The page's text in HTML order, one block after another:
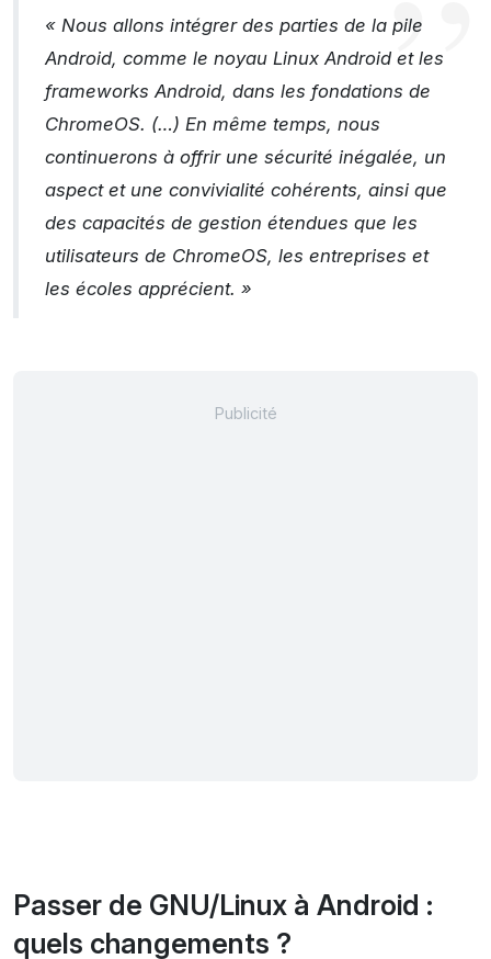
« Nous allons intégrer des parties de la pile
Android, comme le noyau Linux Android et les
frameworks Android, dans les fondations de
ChromeOS. (…) En même temps, nous
continuerons à offrir une sécurité inégalée, un
aspect et une convivialité cohérents, ainsi que
des capacités de gestion étendues que les
utilisateurs de ChromeOS, les entreprises et
les écoles apprécient. »
Passer de GNU/Linux à Android :
quels changements ?